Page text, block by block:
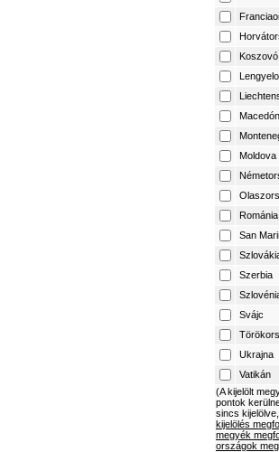
Koszovó
Moldova
Románia
San
Szerbia
Svájc
Ukrajna
Vatikán
(A kijelölt
pontok
sincs
kijelölés
megyék
országok